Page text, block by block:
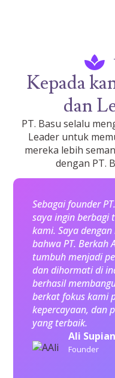
Kepada
dan
PT. Basu selalu
Leader untuk
mereka lebih
dengan PT.
Sebagai founder
saya ingin berbagi
kami. Saya
bahwa PT. Berkah
tumbuh menjadi
dan dihormati di
berhasil
berkat fokus kami
kepercayaan, dan
yang terbaik.
Ali Supian
Founder